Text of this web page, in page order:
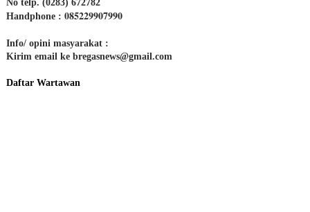
No telp. (0283) 672782
Handphone : 085229907990
Info/ opini masyarakat :
Kirim email ke bregasnews@gmail.com
Daftar Wartawan